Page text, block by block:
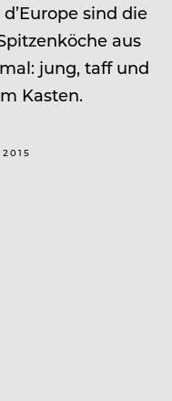
sind die
aus
jung, taff und
Kasten.